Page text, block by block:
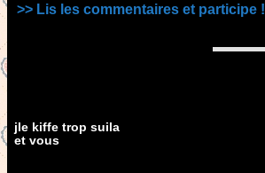
>> Lis les commentaires et participe !
jle kiffe trop suila
et vous